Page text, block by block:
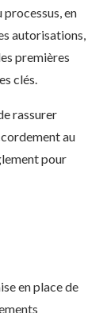
en
autorisations,
premières
clés.
rassurer
au
pour
en place de